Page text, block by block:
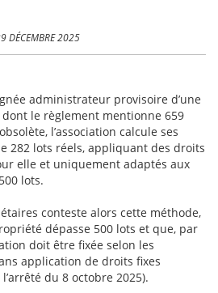
DÉCEMBRE 2025
administrateur provisoire d’une
le règlement mentionne 659
l’association calcule ses
282 lots réels, appliquant des droits
elle et uniquement adaptés aux
lots.
conteste alors cette méthode,
dépasse 500 lots et que, par
doit être fixée selon les
application de droits fixes
du 8 octobre 2025).